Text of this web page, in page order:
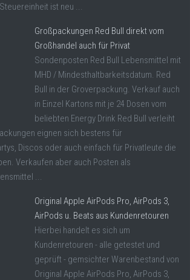
ist neu ...
Großpackungen Red Bull direkt vom
Großhandel auch für Privat
Sondenposten Red Bull Lebensmittel mit
MHD / Mindesthaltbarkeitsdatum. Red
Bull in der Groverpackung. Verkauf auch
in Einzel Kartons mit je 24 Dosen vom
beliebten Energy Drink Red Bull verleiht
eignen sich bestens für
Discos oder auch einfach für Privatleute die
Verkaufen aber auch Posten als
...
Original Apple AirPods Pro, AirPods 3,
AirPods u. Beats aus Kundenretouren
Hierbei handelt es sich um
Kundenretouren - alle getestet und
geprüft - gemsichter Warenbestand von
Original Apple AirPods Pro, AirPods 3,